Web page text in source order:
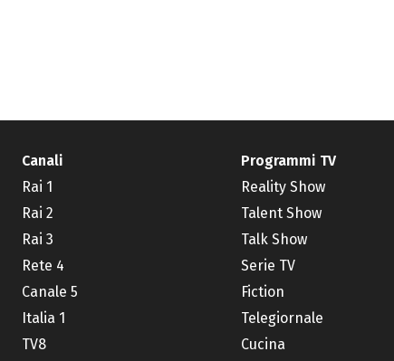
Canali
Rai 1
Rai 2
Rai 3
Rete 4
Canale 5
Italia 1
TV8
Programmi TV
Reality Show
Talent Show
Talk Show
Serie TV
Fiction
Telegiornale
Cucina